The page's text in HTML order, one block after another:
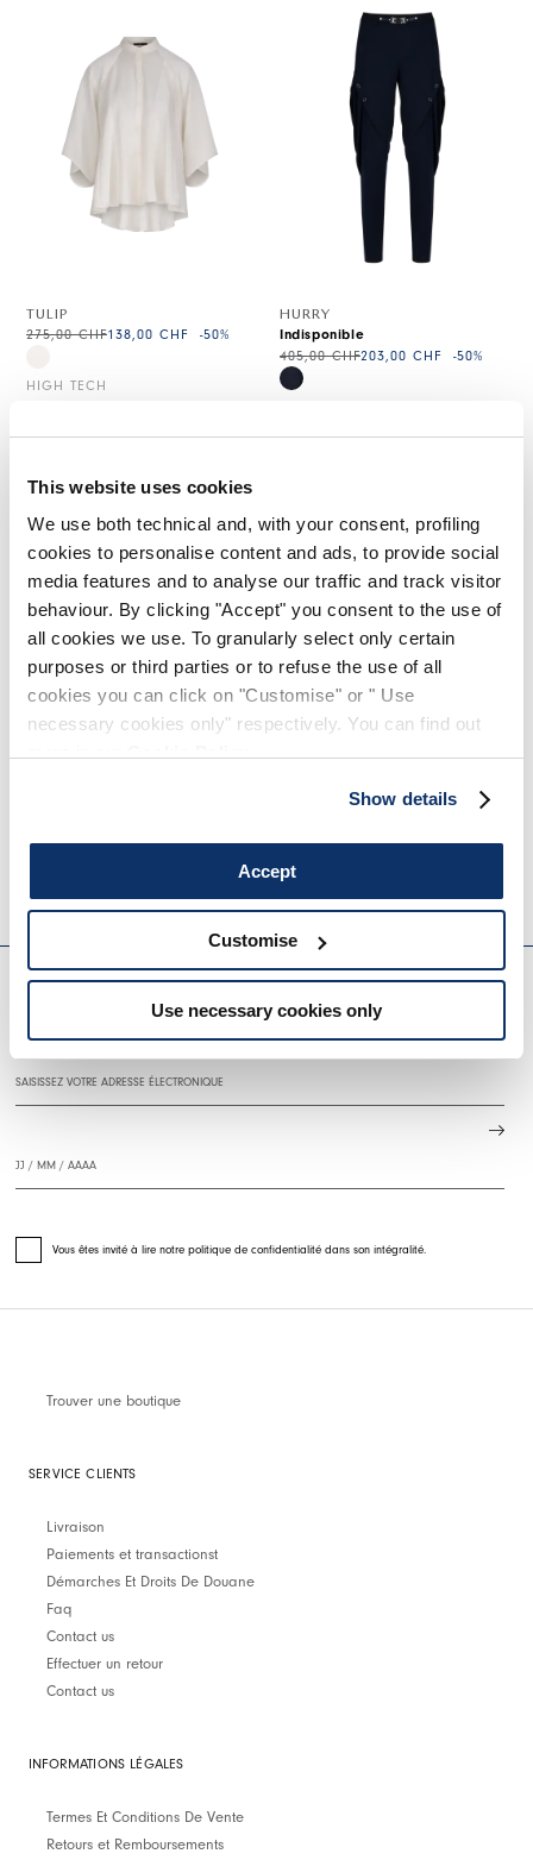
This website uses cookies
We use both technical and, with your consent, profiling
cookies to personalise content and ads, to provide social
media features and to analyse our traffic and track visitor
behaviour. By clicking "Accept" you consent to the use of
all cookies we use. To granularly select only certain
purposes or third parties or to refuse the use of all
cookies you can click on "Customise" or " Use
necessary cookies only" respectively. You can find out
Show details
Accept
Customise
Use necessary cookies only
TULIP
HIGH TECH
275,00 CHF138,00 CHF -50%
HURRY
405,00 CHF203,00 CHF -50%
Indisponible
EVERYDAY COUTURE
S'INSCRIRE À NOTRE BULLETIN D'INFORMATION
Vous êtes invité à lire notre politique de confidentialité dans son intégralité.
Trouver une boutique
SERVICE CLIENTS
Livraison
Paiements et transactionst
Démarches Et Droits De Douane
Faq
Contact us
Effectuer un retour
Contact us
INFORMATIONS LÉGALES
Termes Et Conditions De Vente
Retours et Remboursements